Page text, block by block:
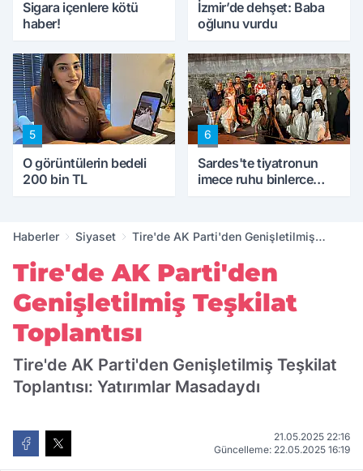
Sigara içenlere kötü
haber!
İzmir’de dehşet: Baba
oğlunu vurdu
5
O görüntülerin bedeli
200 bin TL
6
Sardes'te tiyatronun
imece ruhu binlerce
Haberler Siyaset
Tire'de AK Parti'den Genişletilmiş
Tire'de AK Parti'den
Genişletilmiş Teşkilat
Toplantısı
Tire'de AK Parti'den Genişletilmiş Teşkilat
Toplantısı: Yatırımlar Masadaydı
21.05.2025 22:16
Güncelleme: 22.05.2025 16:19